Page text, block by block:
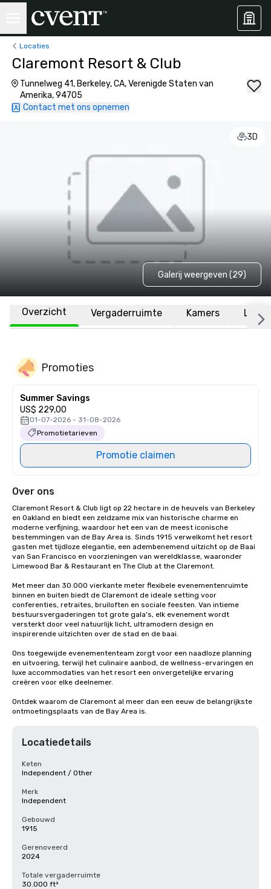
Locaties
Claremont Resort & Club
Tunnelweg 41, Berkeley, CA, Verenigde Staten van
Amerika, 94705
Contact met ons opnemen
3D
Galerij weergeven (29)
Overzicht Vergaderruimte Kamers
Promoties
Summer Savings
US$ 229,00
01-07-2026 - 31-08-2026
Promotietarieven
Promotie claimen
Over ons
Claremont Resort & Club ligt op 22 hectare in de heuvels van Berkeley
en Oakland en biedt een zeldzame mix van historische charme en
moderne verfijning, waardoor het een van de meest iconische
bestemmingen van de Bay Area is. Sinds 1915 verwelkomt het resort
gasten met tijdloze elegantie, een adembenemend uitzicht op de Baai
van San Francisco en voorzieningen van wereldklasse, waaronder
Limewood Bar & Restaurant en The Club at the Claremont.
Met meer dan 30.000 vierkante meter flexibele evenementenruimte
binnen en buiten biedt de Claremont de ideale setting voor
conferenties, retraites, bruiloften en sociale feesten. Van intieme
bestuursvergaderingen tot grote gala's, elk evenement wordt
versterkt door veel natuurlijk licht, ultramodern design en
inspirerende uitzichten over de stad en de baai.
Ons toegewijde evenemententeam zorgt voor een naadloze planning
en uitvoering, terwijl het culinaire aanbod, de wellness-ervaringen en
luxe accommodaties van het resort een onvergetelijke ervaring
creëren voor elke deelnemer.
Ontdek waarom de Claremont al meer dan een eeuw de belangrijkste
ontmoetingsplaats van de Bay Area is.
Locatiedetails
Keten
Independent / Other
Merk
Independent
Gebouwd
1915
Gerenoveerd
2024
Totale vergaderruimte
30.000 ft²